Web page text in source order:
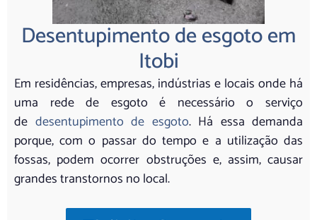
Desentupimento de esgoto em
Itobi
Em residências, empresas, indústrias e locais onde há
uma rede de esgoto é necessário o serviço
de desentupimento de esgoto. Há essa demanda
porque, com o passar do tempo e a utilização das
fossas, podem ocorrer obstruções e, assim, causar
grandes transtornos no local.